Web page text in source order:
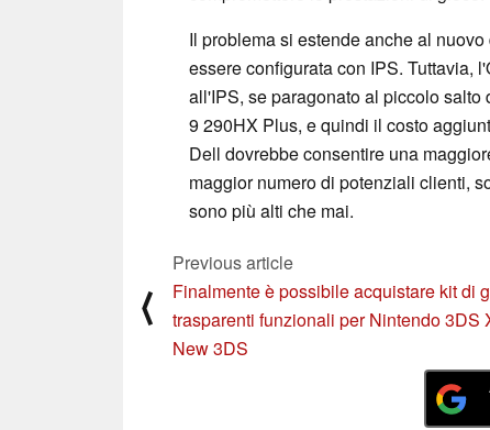
Il problema si estende anche al
essere configurata con IPS. Tuttavia,
all'IPS, se paragonato al piccolo
9 290HX Plus, e quindi il costo
Dell dovrebbe consentire una
maggior numero di potenziali clienti,
sono più alti che mai.
⟨
Previous article
Finalmente è possibile acquistare kit di
trasparenti funzionali per Nintendo 3DS
New 3DS